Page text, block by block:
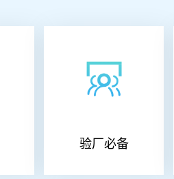
验厂必备